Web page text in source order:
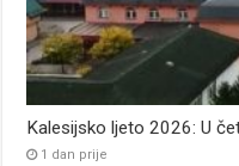
Kalesijsko ljeto 2026: U
1 dan prije